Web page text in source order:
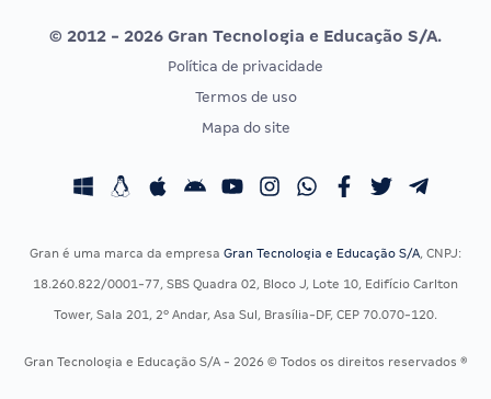
Vunesp
CONCURSOS POR PROFISSÃO
Concursos Fiscais
Residência Multiprofissional
EXAME DE ORDEM
Calendário OAB
© 2012 - 2026 Gran Tecnologia e Educação S/A.
Política de privacidade
Termos de uso
Mapa do site
Gran é uma marca da empresa Gran Tecnologia e Educação S/A, CNPJ:
18.260.822/0001-77, SBS Quadra 02, Bloco J, Lote 10, Edifício Carlton
Tower, Sala 201, 2º Andar, Asa Sul, Brasília-DF, CEP 70.070-120.
Gran Tecnologia e Educação S/A - 2026 © Todos os direitos reservados ®